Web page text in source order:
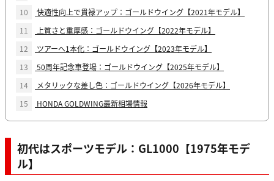
10
快適性向上で貫禄アップ：ゴールドウイング【2021年モデル】
11
上質さと重厚感：ゴールドウイング【2022年モデル】
12
ツアーへ1本化：ゴールドウイング【2023年モデル】
13
50周年記念車登場：ゴールドウイング【2025年モデル】
14
メタリックな差し色：ゴールドウイング【2026年モデル】
15
HONDA GOLDWING最新相場情報
初代はスポーツモデル：GL1000【1975年モデ
ル】